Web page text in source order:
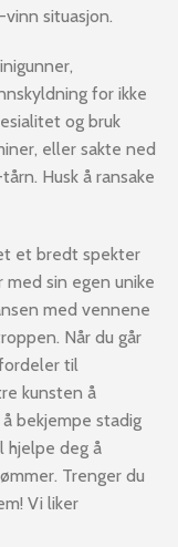
situasjon.
for ikke
og bruk
eller sakte ned
Husk å ransake
et bredt spekter
med sin egen unike
med vennene
Når du går
til
kunsten å
bekjempe stadig
hjelpe deg å
Trenger du
Vi liker